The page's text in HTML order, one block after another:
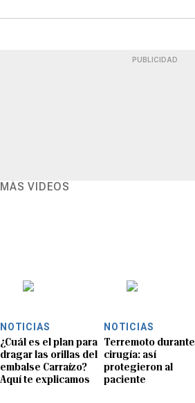
PUBLICIDAD
MÁS VIDEOS
NOTICIAS
¿Cuál es el plan para
dragar las orillas del
embalse Carraízo?
Aquí te explicamos
NOTICIAS
Terremoto durante
cirugía: así
protegieron al
paciente